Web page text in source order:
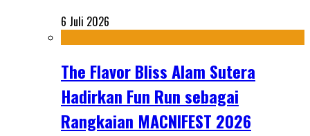
6 Juli 2026
The Flavor Bliss Alam Sutera
Hadirkan Fun Run sebagai
Rangkaian MACNIFEST 2026